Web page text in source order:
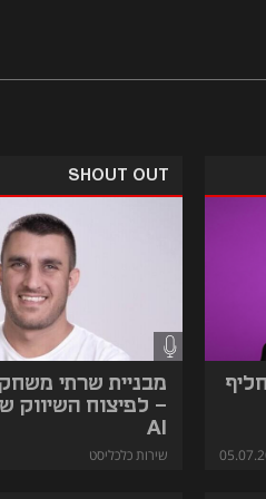
להגיד: "תביאו לי עוד מהדבר הזה!"
SHOUT OUT
- לפיצוח השיווק
AI
שירות כלכליסט